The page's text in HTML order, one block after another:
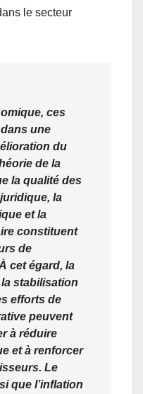
le secteur
ces
une
du
de la
la qualité des
la
et la
constituent
de
cet égard, la
stabilisation
efforts de
peuvent
à réduire
et à renforcer
Le
que l’inflation